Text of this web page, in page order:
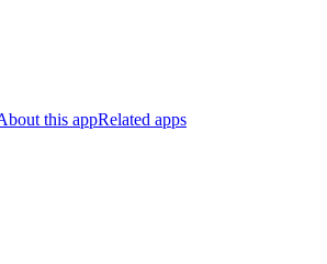
this appRelated apps